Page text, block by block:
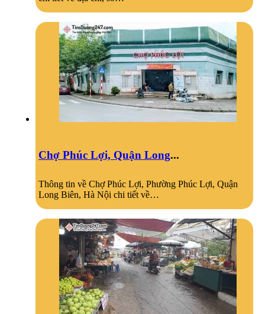
Chợ Phúc Lợi, Quận Long...
Thông tin về Chợ Phúc Lợi, Phường Phúc Lợi, Quận
Long Biên, Hà Nội chi tiết về…